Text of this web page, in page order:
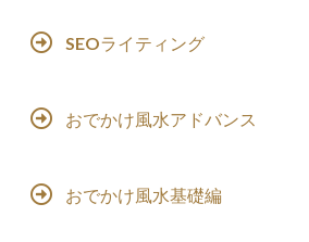
SEOライティング
おでかけ風水アドバンス
おでかけ風水基礎編